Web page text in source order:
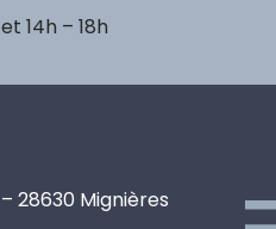
14h – 18h
28630 Mignières